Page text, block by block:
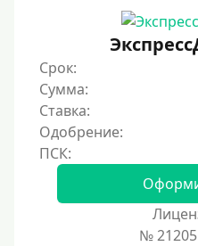
С ежемесячным платежом
Под низкий процент
Без процентов
Первый займ без
Без процентов на 30 дней
Срок:
Сумма:
Ставка:
Одобрение:
№